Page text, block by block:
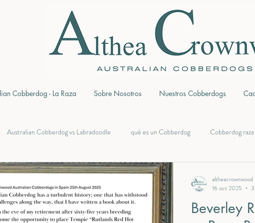
Cobberdog - La Raza Sobre Nosotros Nuestros Cobberdogs
Australian Cobberdog vs Labradoodle qué es un Cobberdog Cobberdog
y Cobberdog Beverley Rutland Manners
y la MDBA Evita Estafas en Cobberdogs Criadores Cobberdogs España
Beverley
altheacrownwood
16 oct 2025